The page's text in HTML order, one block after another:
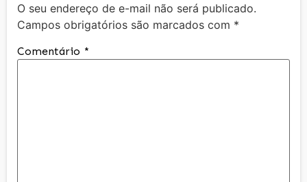
O seu endereço de e-mail não será publicado.
Campos obrigatórios são marcados com *
Comentário *